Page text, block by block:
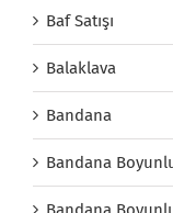
Baf Satışı
Balaklava
Bandana
Bandana